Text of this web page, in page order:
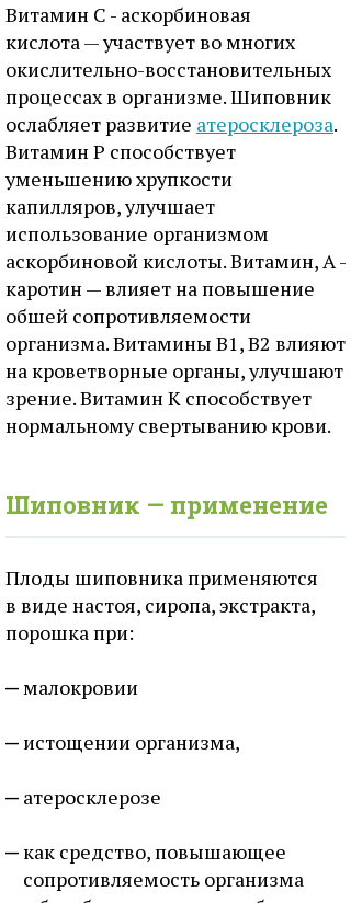
Витамин С - аскорбиновая
кислота — участвует во многих
окислительно-восстановительных
процессах в организме. Шиповник
ослабляет развитие атеросклероза.
Витамин Р способствует
уменьшению хрупкости
капилляров, улучшает
использование организмом
аскорбиновой кислоты. Витамин, А -
каротин — влияет на повышение
обшей сопротивляемости
организма. Витамины В1, В2 влияют
на кроветворные органы, улучшают
зрение. Витамин К способствует
нормальному свертыванию крови.
Шиповник — применение
Плоды шиповника применяются
в виде настоя, сиропа, экстракта,
порошка при:
малокровии
истощении организма,
атеросклерозе
как средство, повышающее
сопротивляемость организма